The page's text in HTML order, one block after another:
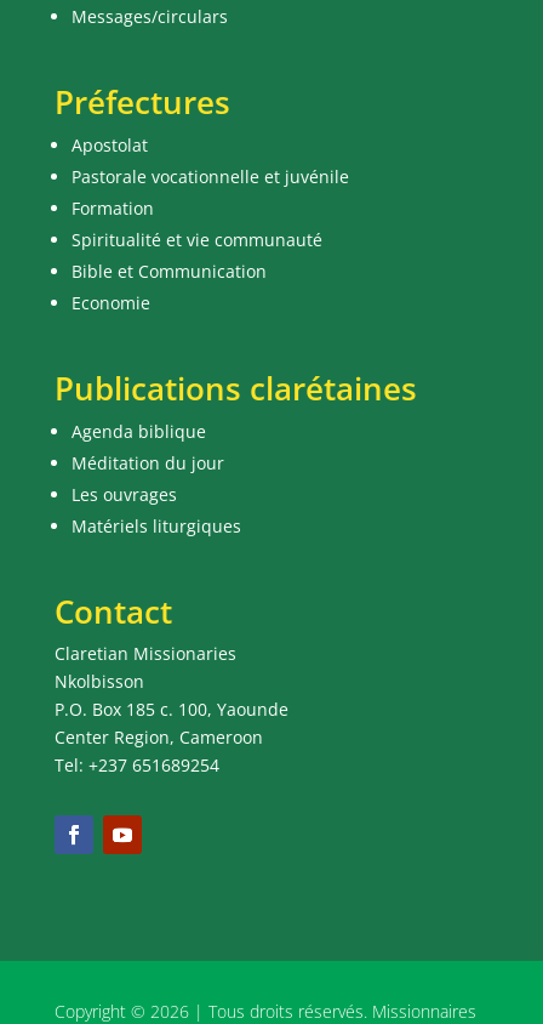
Messages/circulars
Préfectures
Apostolat
Pastorale vocationnelle et juvénile
Formation
Spiritualité et vie communauté
Bible et Communication
Economie
Publications clarétaines
Agenda biblique
Méditation du jour
Les ouvrages
Matériels liturgiques
Contact
Claretian Missionaries
Nkolbisson
P.O. Box 185 c. 100, Yaounde
Center Region, Cameroon
Tel: +237 651689254
Copyright © 2026 | Tous droits réservés. Missionnaires